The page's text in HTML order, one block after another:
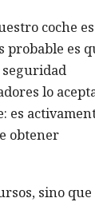
coche es
probable es
seguridad
lo
es
obtener
sino que